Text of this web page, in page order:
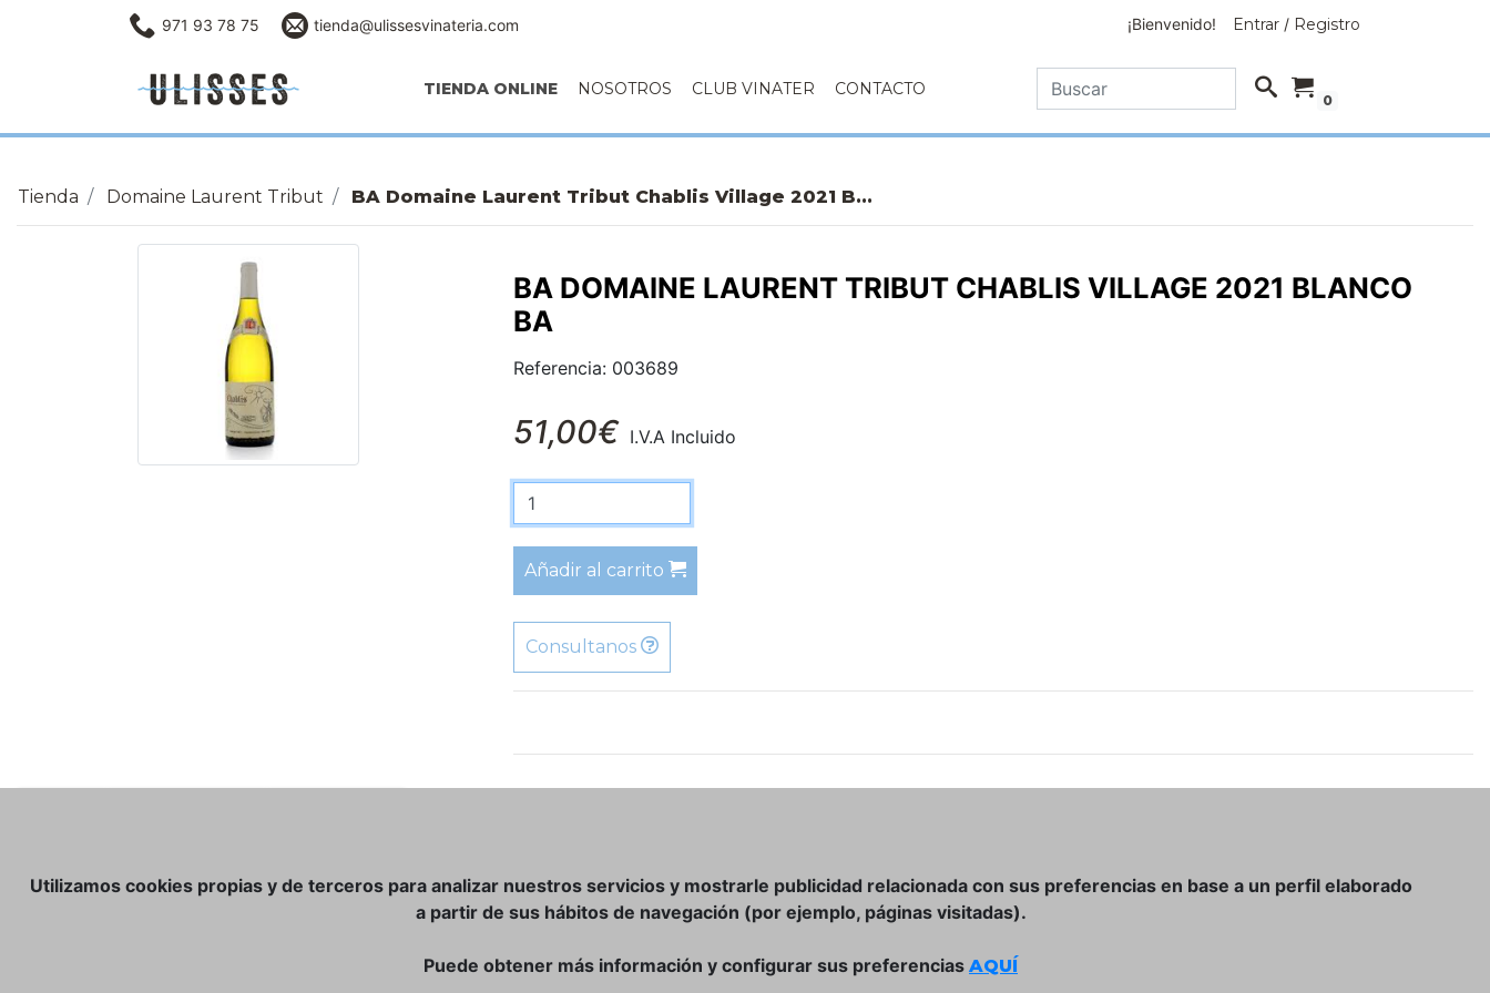
971 93 78 75 tienda@ulissesvinateria.com ¡Bienvenido! Entrar / Registro
TIENDA ONLINE NOSOTROS CLUB VINATER CONTACTO
0
Tienda Domaine Laurent Tribut BA Domaine Laurent Tribut Chablis Village 2021 B...
BA DOMAINE LAURENT TRIBUT CHABLIS VILLAGE 2021 BLANCO
BA
Referencia: 003689
51,00€ I.V.A Incluido
Añadir al carrito
Consultanos
TIENDA ONLINE: DÓNDE ESTAMOS
Utilizamos cookies propias y de terceros para analizar nuestros servicios y mostrarle publicidad relacionada con sus preferencias en base a un perfil elaborado
a partir de sus hábitos de navegación (por ejemplo, páginas visitadas).
Puede obtener más información y configurar sus preferencias AQUÍ